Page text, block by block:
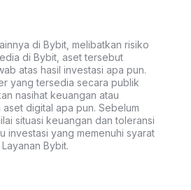
di Bybit, melibatkan risiko
di Bybit, aset tersebut
atas hasil investasi apa pun.
yang tersedia secara publik
nasihat keuangan atau
digital apa pun. Sebelum
situasi keuangan dan toleransi
investasi yang memenuhi syarat
Bybit.